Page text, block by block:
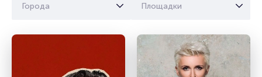
Города Площадки